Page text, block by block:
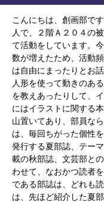
こんにちは、創画部で
人で、２階Ａ２０４の
て活動をしています。
数が増えたため、活動
は自由にまったりとお
人形を使って動きのあ
を教えあったりして、
にはイラストに関する
山置いてあり、部員な
は、毎回ちがった個性
発行する夏部誌、テー
載の秋部誌、文芸部と
わせて、なおかつ読者
である部誌は、どれも
は、先ほど紹介した夏